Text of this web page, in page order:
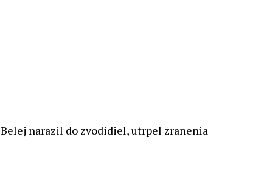
narazil do zvodidiel, utrpel zranenia